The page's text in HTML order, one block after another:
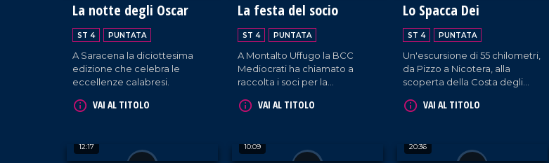
La notte degli Oscar
ST 4 PUNTATA
A Saracena la diciottesima
edizione che celebra le
eccellenze calabresi.
VAI AL TITOLO
La festa del socio
ST 4 PUNTATA
A Montalto Uffugo la BCC
Mediocrati ha chiamato a
raccolta i soci per la
compagine sociale.
VAI AL TITOLO
Lo Spacca Dei
ST 4 PUNTATA
Un'escursione di 55 chilometri,
da Pizzo a Nicotera, alla
scoperta della Costa degli
VAI AL TITOLO
12:17 10:09 20:36